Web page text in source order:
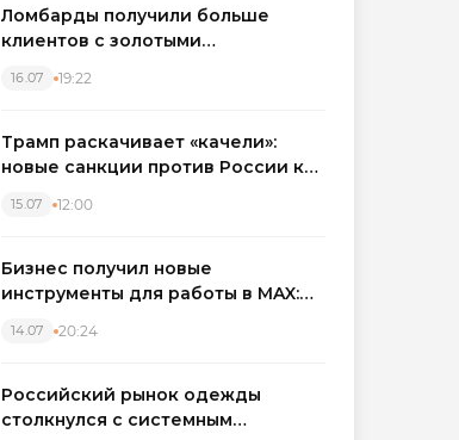
Ломбарды получили больше
клиентов с золотыми
вырос на фоне подорожания
16.07 19:22
Трамп раскачивает «качели»:
новые санкции против России как
15.07 12:00
Бизнес получил новые
инструменты для работы в MAX:
автоматизируют обработку
14.07 20:24
Российский рынок одежды
столкнулся с системным